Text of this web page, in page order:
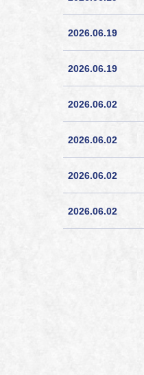
2026.06.19
2026.06.19
2026.06.02
2026.06.02
2026.06.02
2026.06.02